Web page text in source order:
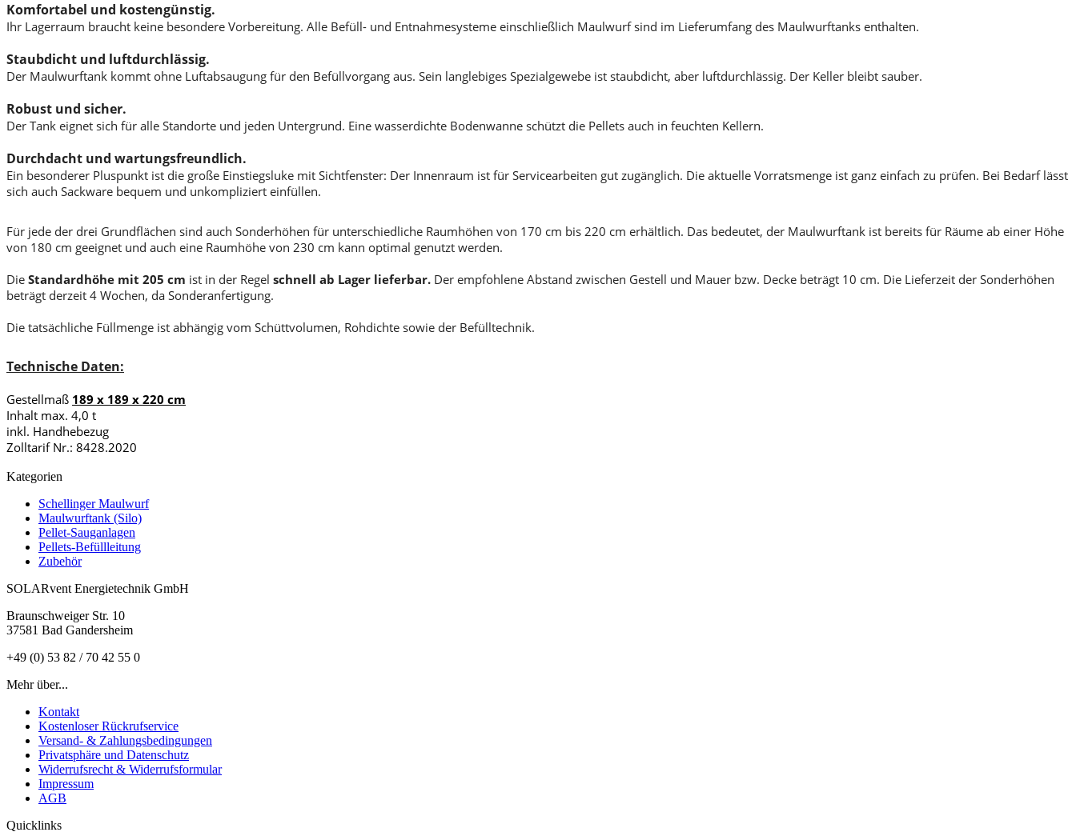
Komfortabel und kostengünstig.
Ihr Lagerraum braucht keine besondere Vorbereitung. Alle Befüll- und Entnahmesysteme einschließlich Maulwurf sind im Lieferumfang des Maulwurftanks enthalten.
Staubdicht und luftdurchlässig.
Der Maulwurftank kommt ohne Luftabsaugung für den Befüllvorgang aus. Sein langlebiges Spezialgewebe ist staubdicht, aber luftdurchlässig. Der Keller bleibt sauber.
Robust und sicher.
Der Tank eignet sich für alle Standorte und jeden Untergrund. Eine wasserdichte Bodenwanne schützt die Pellets auch in feuchten Kellern.
Durchdacht und wartungsfreundlich.
Ein besonderer Pluspunkt ist die große Einstiegsluke mit Sichtfenster: Der Innenraum ist für Servicearbeiten gut zugänglich. Die aktuelle Vorratsmenge ist ganz einfach zu prüfen. Bei Bedarf lässt
sich auch Sackware bequem und unkompliziert einfüllen.
Für jede der drei Grundflächen sind auch Sonderhöhen für unterschiedliche Raumhöhen von 170 cm bis 220 cm erhältlich. Das bedeutet, der Maulwurftank ist bereits für Räume ab einer Höhe
von 180 cm geeignet und auch eine Raumhöhe von 230 cm kann optimal genutzt werden.
Die Standardhöhe mit 205 cm ist in der Regel schnell ab Lager lieferbar. Der empfohlene Abstand zwischen Gestell und Mauer bzw. Decke beträgt 10 cm. Die Lieferzeit der Sonderhöhen
beträgt derzeit 4 Wochen, da Sonderanfertigung.
Die tatsächliche Füllmenge ist abhängig vom Schüttvolumen, Rohdichte sowie der Befülltechnik.
Technische Daten:
Gestellmaß 189 x 189 x 220 cm
Inhalt max. 4,0 t
inkl. Handhebezug
Zolltarif Nr.: 8428.2020
Kategorien
Schellinger Maulwurf
Maulwurftank (Silo)
Pellet-Sauganlagen
Pellets-Befüllleitung
Zubehör
SOLARvent Energietechnik GmbH
Braunschweiger Str. 10
37581 Bad Gandersheim
+49 (0) 53 82 / 70 42 55 0
Mehr über...
Kontakt
Kostenloser Rückrufservice
Versand- & Zahlungsbedingungen
Privatsphäre und Datenschutz
Widerrufsrecht & Widerrufsformular
Impressum
AGB
Quicklinks